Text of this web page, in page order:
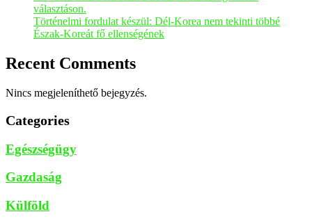
választáson.
Történelmi fordulat készül: Dél-Korea nem tekinti többé
Észak-Koreát fő ellenségének
Recent Comments
Nincs megjeleníthető bejegyzés.
Categories
Egészségügy
Gazdaság
Külföld